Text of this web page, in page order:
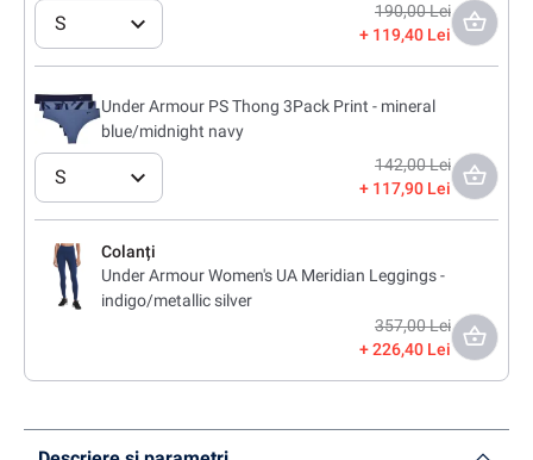
S
190,00 Lei
119,40 Lei
Under Armour PS Thong 3Pack Print - mineral
blue/midnight navy
S
142,00 Lei
117,90 Lei
Colanți
Under Armour Women's UA Meridian Leggings -
indigo/metallic silver
357,00 Lei
226,40 Lei